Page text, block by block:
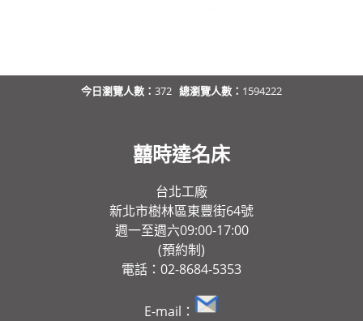
今日瀏覽人數： 372 總瀏覽人數： 1594222
囍時達名床
台北工廠
新北市樹林區東豐街64號
週一至週六09:00-17:00
(預約制)
電話：02-8684-5353
E-mail：